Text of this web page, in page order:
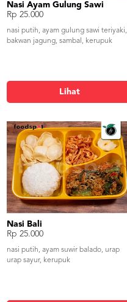
Nasi Ayam Gulung Sawi
Rp 25.000
nasi putih, ayam gulung sawi teriyaki,
bakwan jagung, sambal, kerupuk
Lihat
Nasi Bali
Rp 25.000
nasi putih, ayam suwir balado, urap
urap sayur, kerupuk